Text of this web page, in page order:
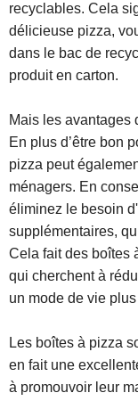
recyclables. Cela
délicieuse pizza,
dans le bac de
produit en carton.
Mais les avantages
En plus d’être bon
pizza peut
ménagers. En
éliminez le besoin
supplémentaires,
Cela fait des boîtes
qui cherchent à
un mode de vie
Les boîtes à pizza
en fait une
à promouvoir leur